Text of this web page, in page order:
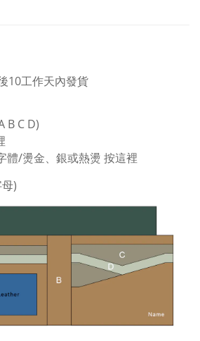
10工作天內發貨
B C D)
體/燙金、銀或熱燙 按這裡
)